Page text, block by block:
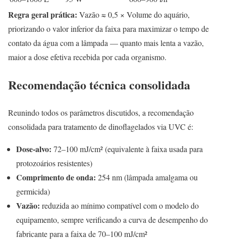
Regra geral prática: Vazão ≈ 0,5 × Volume do aquário,
priorizando o valor inferior da faixa para maximizar o tempo de
contato da água com a lâmpada — quanto mais lenta a vazão,
maior a dose efetiva recebida por cada organismo.
Recomendação técnica consolidada
Reunindo todos os parâmetros discutidos, a recomendação
consolidada para tratamento de dinoflagelados via UVC é:
Dose-alvo: 72–100 mJ/cm² (equivalente à faixa usada para
protozoários resistentes)
Comprimento de onda: 254 nm (lâmpada amalgama ou
germicida)
Vazão: reduzida ao mínimo compatível com o modelo do
equipamento, sempre verificando a curva de desempenho do
fabricante para a faixa de 70–100 mJ/cm²